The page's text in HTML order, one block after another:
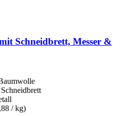
Schneidbrett, Messer &
/ kg)